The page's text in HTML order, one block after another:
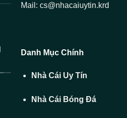
Mail: cs@nhacaiuytin.krd
Danh Mục Chính
Nhà Cái Uy Tín
Nhà Cái Bóng Đá